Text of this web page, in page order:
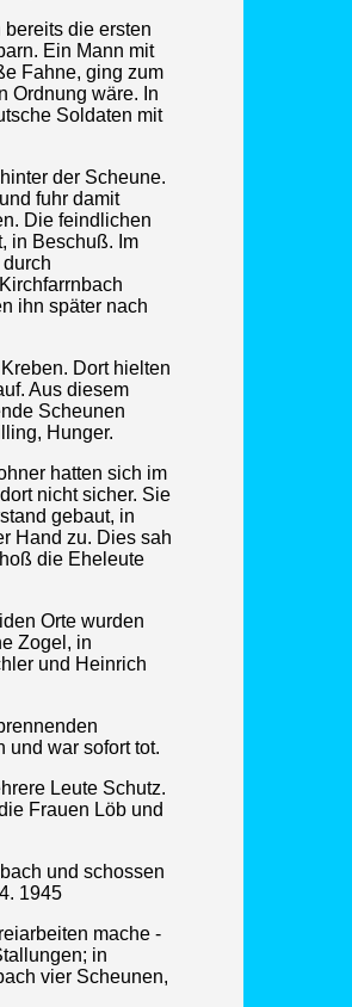
bereits die ersten
Ein Mann mit
Fahne, ging zum
Ordnung wäre. In
Soldaten mit
der Scheune.
fuhr damit
Die feindlichen
in Beschuß. Im
ihn später nach
Dort hielten
Aus diesem
Scheunen
Hunger.
hatten sich im
nicht sicher. Sie
gebaut, in
Hand zu. Dies sah
die Eheleute
Orte wurden
Zogel, in
und Heinrich
und war sofort tot.
Leute Schutz.
Frauen Löb und
und schossen
1945
mache -
in
vier Scheunen,